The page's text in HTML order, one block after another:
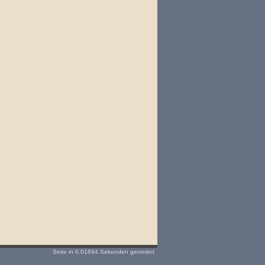
Seite in 0.01694 Sekunden generiert